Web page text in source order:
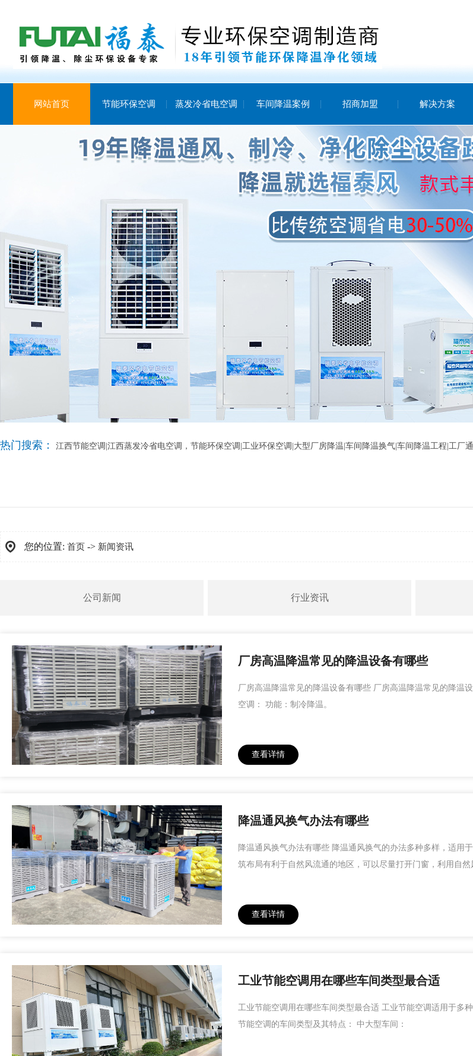
网站首页 节能环保空调 蒸发冷省电空调 车间降温案例 招商加盟 解决方案
热门搜索： 江西节能空调|江西蒸发冷省电空调，节能环保空调|工业环保空调|大型厂房降温|车间降温换气|车间降温工程|工厂
您的位置: 首页 -> 新闻资讯
公司新闻 行业资讯
厂房高温降温常见的降温设备有哪些
厂房高温降温常见的降温设备有哪些 厂房高温降温常见的降温
空调： 功能：制冷降温。
查看详情
降温通风换气办法有哪些
降温通风换气办法有哪些 降温通风换气的办法多种多样，适用
筑布局有利于自然风流通的地区，可以尽量打开门窗，利用自然
查看详情
工业节能空调用在哪些车间类型最合适
工业节能空调用在哪些车间类型最合适 工业节能空调适用于多
节能空调的车间类型及其特点： 中大型车间：